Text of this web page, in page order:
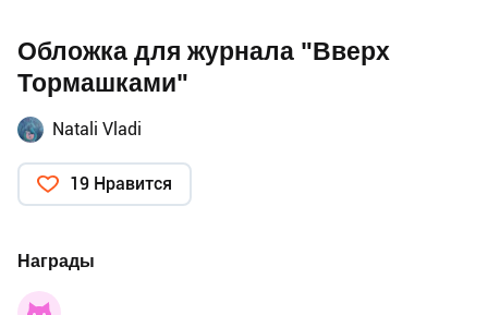
Обложка для журнала "Вверх
Тормашками"
Natali Vladi
19 Нравится
Награды